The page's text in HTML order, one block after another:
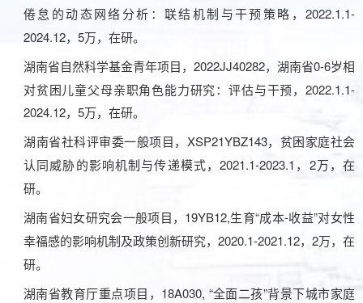
倦怠的动态网络分析：联结机制与干预策略， 2022.1.1-
2024.12，5万，在研。
湖南省自然科学基金青年项目， 2022JJ40282，湖南省0-6岁相
对贫困儿童父母亲职角色能力研究：评估与干预，2022.1.1-
2024.12，5万，在研。
湖南省社科评审委一般项目， XSP21YBZ143，贫困家庭社会
认同威胁的影响机制与传递模式，2021.1-2023.1 ， 2万，在
研。
湖南省妇女研究会一般项目， 19YB12,生育“成本-收益”对女性
幸福感的影响机制及政策创新研究，2020.1-2021.12， 2万，在
研。
湖南省教育厅重点项目， 18A030, “全面二孩”背景下城市家庭